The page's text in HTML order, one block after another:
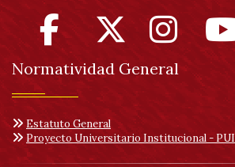
Normatividad General
Estatuto General
Proyecto Universitario Institucional - PUI